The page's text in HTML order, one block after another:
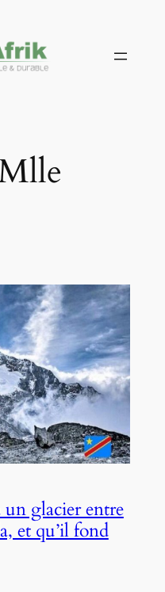
un glacier entre
et qu’il fond